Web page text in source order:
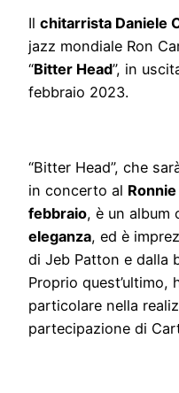
Il chitarrista Daniele
jazz mondiale Ron
“Bitter Head”, in
febbraio 2023.
“Bitter Head”, che
in concerto al
febbraio, è un album
eleganza, ed è
di Jeb Patton e dalla
Proprio quest’ultimo,
particolare nella
partecipazione di